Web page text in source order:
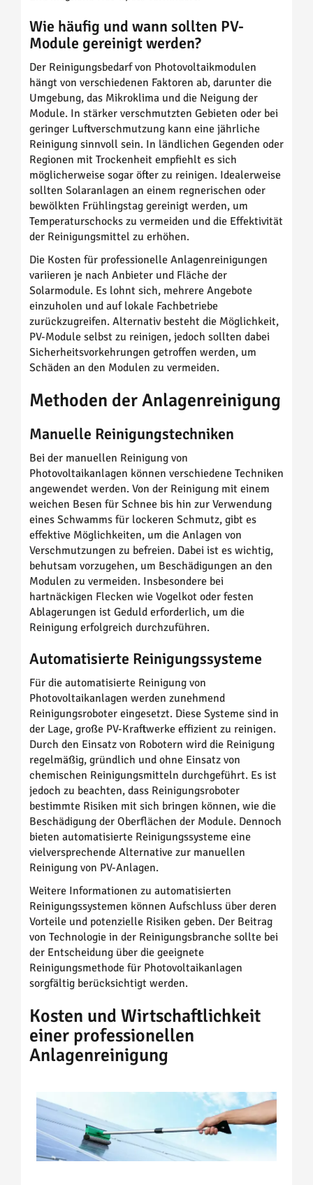
Wie häufig und wann sollten PV-
Module gereinigt werden?
Der Reinigungsbedarf von Photovoltaikmodulen
hängt von verschiedenen Faktoren ab, darunter die
Umgebung, das Mikroklima und die Neigung der
Module. In stärker verschmutzten Gebieten oder bei
geringer Luftverschmutzung kann eine jährliche
Reinigung sinnvoll sein. In ländlichen Gegenden oder
Regionen mit Trockenheit empfiehlt es sich
möglicherweise sogar öfter zu reinigen. Idealerweise
sollten Solaranlagen an einem regnerischen oder
bewölkten Frühlingstag gereinigt werden, um
Temperaturschocks zu vermeiden und die Effektivität
der Reinigungsmittel zu erhöhen.
Die Kosten für professionelle Anlagenreinigungen
variieren je nach Anbieter und Fläche der
Solarmodule. Es lohnt sich, mehrere Angebote
einzuholen und auf lokale Fachbetriebe
zurückzugreifen. Alternativ besteht die Möglichkeit,
PV-Module selbst zu reinigen, jedoch sollten dabei
Sicherheitsvorkehrungen getroffen werden, um
Schäden an den Modulen zu vermeiden.
Methoden der Anlagenreinigung
Manuelle Reinigungstechniken
Bei der manuellen Reinigung von
Photovoltaikanlagen können verschiedene Techniken
angewendet werden. Von der Reinigung mit einem
weichen Besen für Schnee bis hin zur Verwendung
eines Schwamms für lockeren Schmutz, gibt es
effektive Möglichkeiten, um die Anlagen von
Verschmutzungen zu befreien. Dabei ist es wichtig,
behutsam vorzugehen, um Beschädigungen an den
Modulen zu vermeiden. Insbesondere bei
hartnäckigen Flecken wie Vogelkot oder festen
Ablagerungen ist Geduld erforderlich, um die
Reinigung erfolgreich durchzuführen.
Automatisierte Reinigungssysteme
Für die automatisierte Reinigung von
Photovoltaikanlagen werden zunehmend
Reinigungsroboter eingesetzt. Diese Systeme sind in
der Lage, große PV-Kraftwerke effizient zu reinigen.
Durch den Einsatz von Robotern wird die Reinigung
regelmäßig, gründlich und ohne Einsatz von
chemischen Reinigungsmitteln durchgeführt. Es ist
jedoch zu beachten, dass Reinigungsroboter
bestimmte Risiken mit sich bringen können, wie die
Beschädigung der Oberflächen der Module. Dennoch
bieten automatisierte Reinigungssysteme eine
vielversprechende Alternative zur manuellen
Reinigung von PV-Anlagen.
Weitere Informationen zu automatisierten
Reinigungssystemen können Aufschluss über deren
Vorteile und potenzielle Risiken geben. Der Beitrag
von Technologie in der Reinigungsbranche sollte bei
der Entscheidung über die geeignete
Reinigungsmethode für Photovoltaikanlagen
sorgfältig berücksichtigt werden.
Kosten und Wirtschaftlichkeit
einer professionellen
Anlagenreinigung